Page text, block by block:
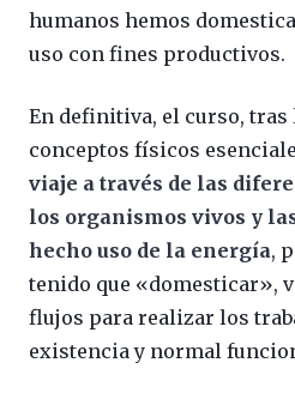
humanos hemos
uso con fines productivos.
En definitiva, el curso,
conceptos físicos
viaje a través de las
los organismos vivos y
hecho uso de la energía,
tenido que «domesticar»,
flujos para realizar los
existencia y normal